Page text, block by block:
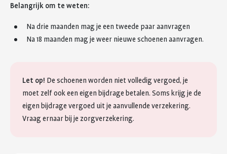
Belangrijk om te weten:
Na drie maanden mag je een tweede paar aanvragen
Na 18 maanden mag je weer nieuwe schoenen aanvragen.
Let op! De schoenen worden niet volledig vergoed, je
moet zelf ook een eigen bijdrage betalen. Soms krijg je de
eigen bijdrage vergoed uit je aanvullende verzekering.
Vraag ernaar bij je zorgverzekering.